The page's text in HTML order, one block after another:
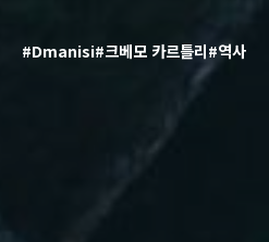
#Dmanisi#크베모 카르틀리#역사